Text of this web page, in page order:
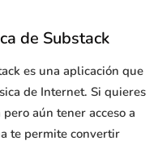
de Substack
es una aplicación que
de Internet. Si quieres
aún tener acceso a
te permite convertir